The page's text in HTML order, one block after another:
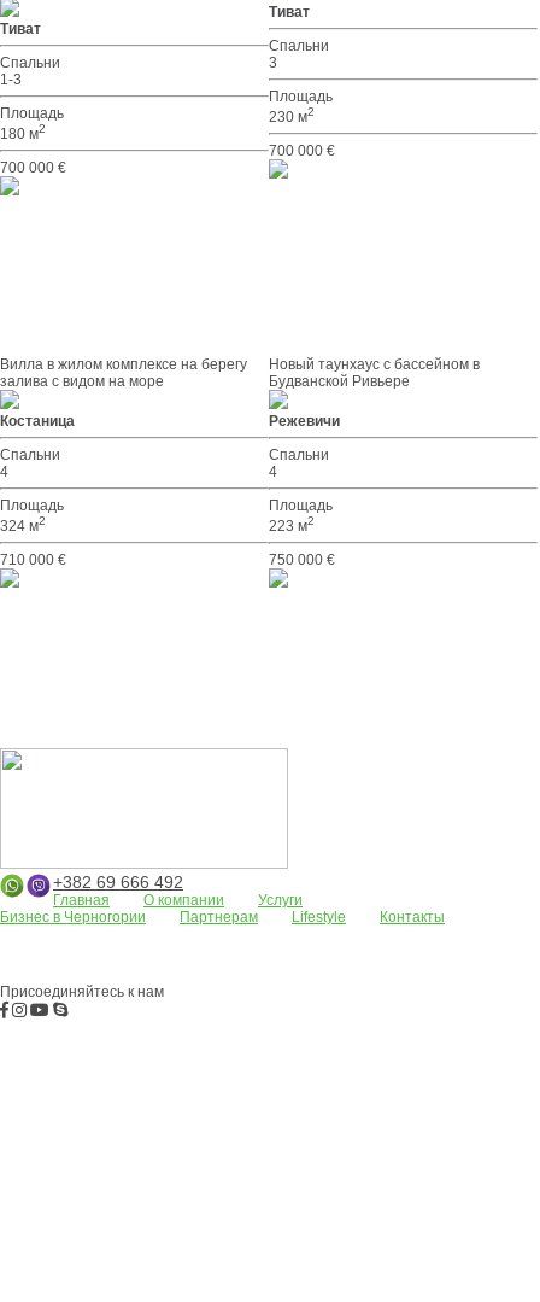
Тиват
Спальни
1-3
Площадь
180 м2
700 000 €
Тиват
Спальни
3
Площадь
230 м2
700 000 €
Вилла в жилом комплексе на берегу
залива с видом на море
Костаница
Спальни
4
Площадь
324 м2
710 000 €
Новый таунхаус с бассейном в
Будванской Ривьере
Режевичи
Спальни
4
Площадь
223 м2
750 000 €
+382 69 666 492
Главная О компании
Услуги
Бизнес в Черногории
Партнерам Lifestyle Контакты
Присоединяйтесь к нам